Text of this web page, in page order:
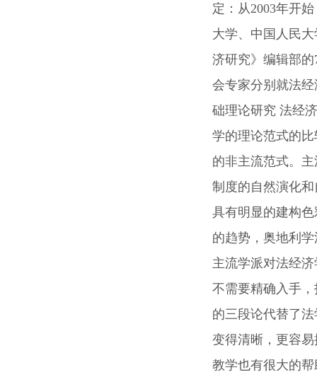
定：从2003年开
大学、中国人民
济研究》编辑部
会专家分别就法
础理论研究 法经
学的理论范式的
的非主流范式。
制度的自然演化
具有明显的建构
的趋势，奥地利
主流学派对法经
不需要精确入手
的三段论代替了
变得清晰，更容
教学也有很大的